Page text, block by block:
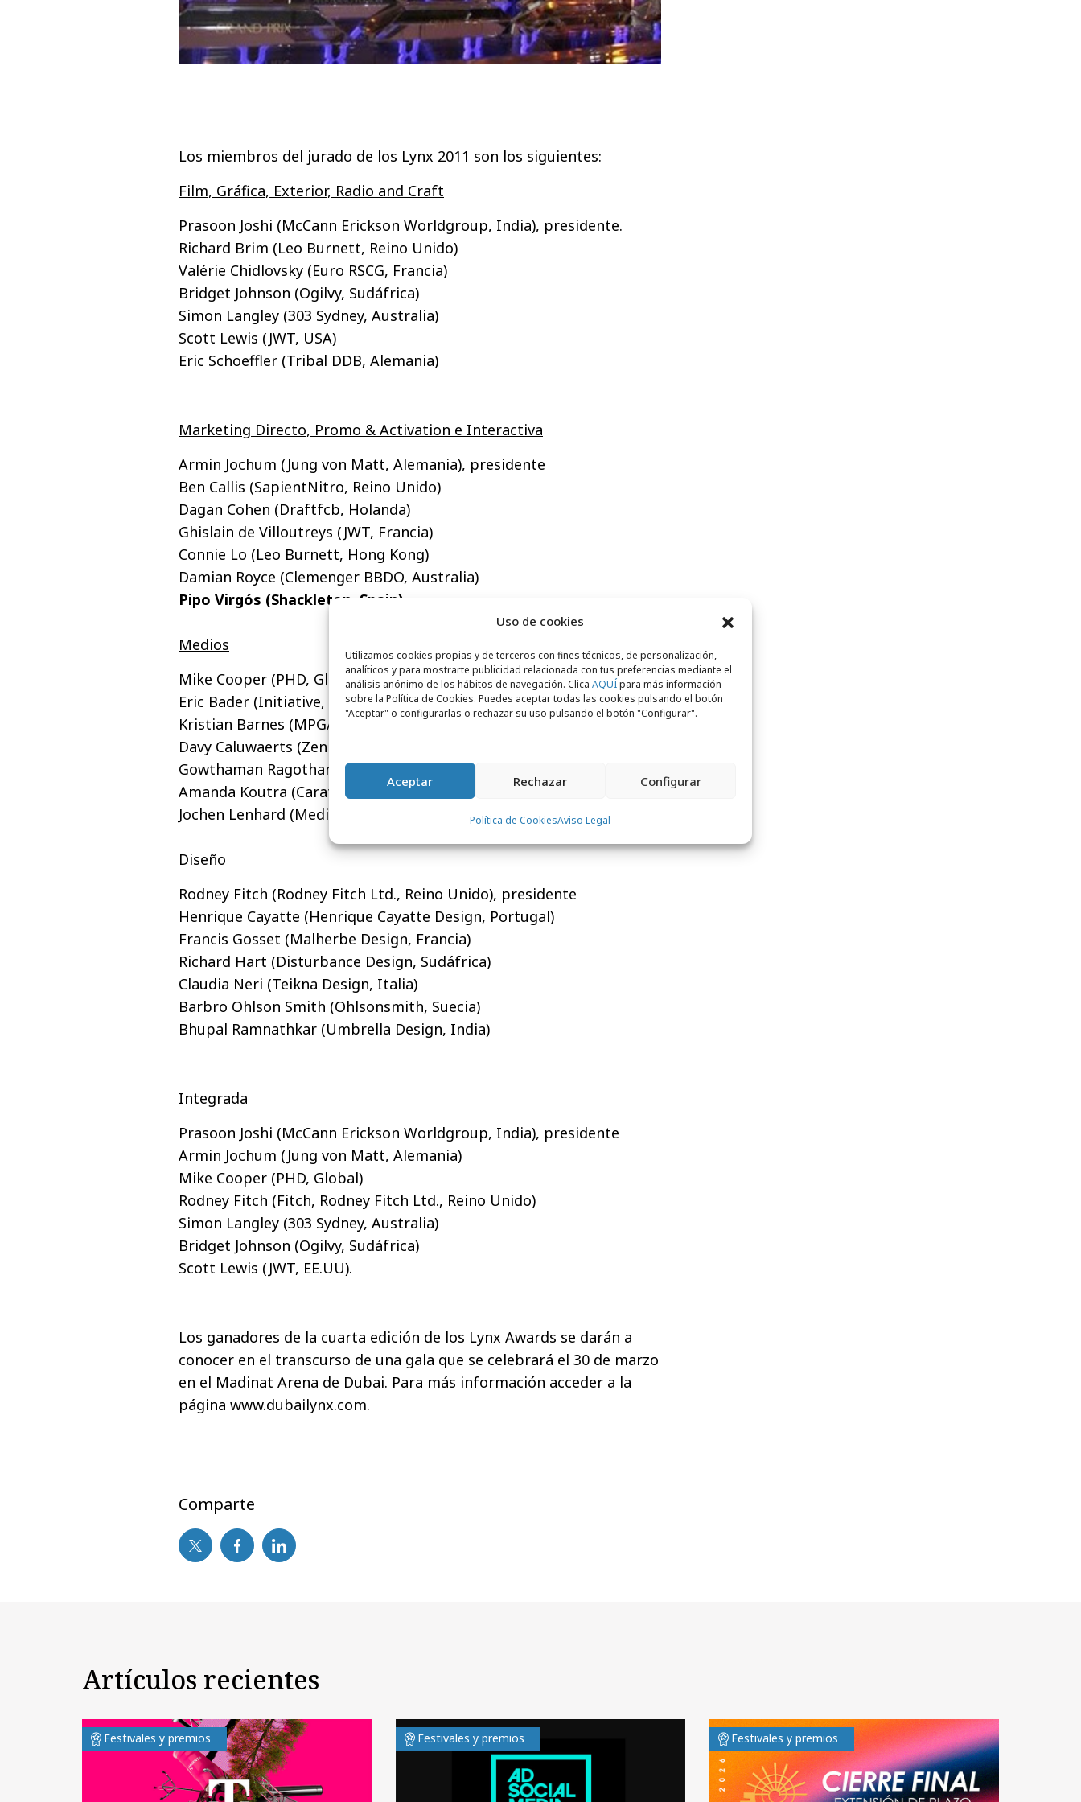
Uso de cookies
Utilizamos cookies propias y de terceros con fines técnicos, de personalización,
analíticos y para mostrarte publicidad relacionada con tus preferencias mediante el
análisis anónimo de los hábitos de navegación. Clica AQUÍpara más información
sobre la Política de Cookies. Puedes aceptar todas las cookies pulsando el botón
"Aceptar" o configurarlas o rechazar su uso pulsando el botón "Configurar".
Aceptar Rechazar Configurar
Política de CookiesAviso Legal
Los miembros del jurado de los Lynx 2011 son los siguientes:
Film, Gráfica, Exterior, Radio and Craft
Prasoon Joshi (McCann Erickson Worldgroup, India), presidente.
Richard Brim (Leo Burnett, Reino Unido)
Valérie Chidlovsky (Euro RSCG, Francia)
Bridget Johnson (Ogilvy, Sudáfrica)
Simon Langley (303 Sydney, Australia)
Scott Lewis (JWT, USA)
Eric Schoeffler (Tribal DDB, Alemania)
Marketing Directo, Promo & Activation e Interactiva
Armin Jochum (Jung von Matt, Alemania), presidente
Ben Callis (SapientNitro, Reino Unido)
Dagan Cohen (Draftfcb, Holanda)
Ghislain de Villoutreys (JWT, Francia)
Connie Lo (Leo Burnett, Hong Kong)
Damian Royce (Clemenger BBDO, Australia)
Pipo Virgós (Shackleton, Spain)
Medios
Mike Cooper (PHD, Global), presidente
Eric Bader (Initiative, EE.UU)
Kristian Barnes (MPG/MediaContacts, Australia)
Davy Caluwaerts (Zenith Optimedia, Bélgica)
Gowthaman Ragothaman (Mindshare, India)
Amanda Koutra (Carat, Suecia)
Jochen Lenhard (Mediaplus, Alemania)
Diseño
Rodney Fitch (Rodney Fitch Ltd., Reino Unido), presidente
Henrique Cayatte (Henrique Cayatte Design, Portugal)
Francis Gosset (Malherbe Design, Francia)
Richard Hart (Disturbance Design, Sudáfrica)
Claudia Neri (Teikna Design, Italia)
Barbro Ohlson Smith (Ohlsonsmith, Suecia)
Bhupal Ramnathkar (Umbrella Design, India)
Integrada
Prasoon Joshi (McCann Erickson Worldgroup, India), presidente
Armin Jochum (Jung von Matt, Alemania)
Mike Cooper (PHD, Global)
Rodney Fitch (Fitch, Rodney Fitch Ltd., Reino Unido)
Simon Langley (303 Sydney, Australia)
Bridget Johnson (Ogilvy, Sudáfrica)
Scott Lewis (JWT, EE.UU).
Los ganadores de la cuarta edición de los Lynx Awards se darán a
conocer en el transcurso de una gala que se celebrará el 30 de marzo
en el Madinat Arena de Dubai. Para más información acceder a la
página www.dubailynx.com.
Comparte
Artículos recientes
Festivales y premios Festivales y premios Festivales y premios